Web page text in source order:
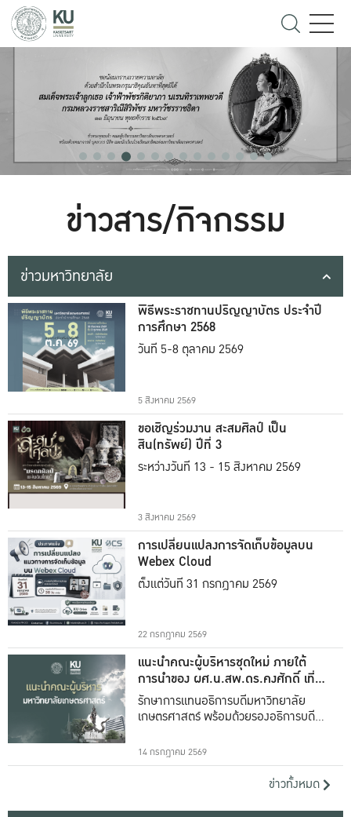
ข่าวสาร/กิจกรรม
ข่าวมหาวิทยาลัย
พิธีพระราชทานปริญญาบัตร ประจำปี
การศึกษา 2568
วันที่ 5-8 ตุลาคม 2569
5 สิงหาคม 2569
ขอเชิญร่วมงาน สะสมศิลป์ เป็น
สิน(ทรัพย์) ปีที่ 3
ระหว่างวันที่ 13 - 15 สิงหาคม 2569
3 สิงหาคม 2569
การเปลี่ยนแปลงการจัดเก็บข้อมูลบน
Webex Cloud
ตั้งแต่วันที่ 31 กรกฎาคม 2569
22 กรกฎาคม 2569
แนะนำคณะผู้บริหารชุดใหม่ ภายใต้
การนำของ ผศ.น.สพ.ดร.คงศักดิ์ เที่ยง
ธรรม
รักษาการแทนอธิการบดีมหาวิทยาลัย
เกษตรศาสตร์ พร้อมด้วยรองอธิการบดีทั้ง
14 กรกฎาคม 2569
ข่าวทั้งหมด